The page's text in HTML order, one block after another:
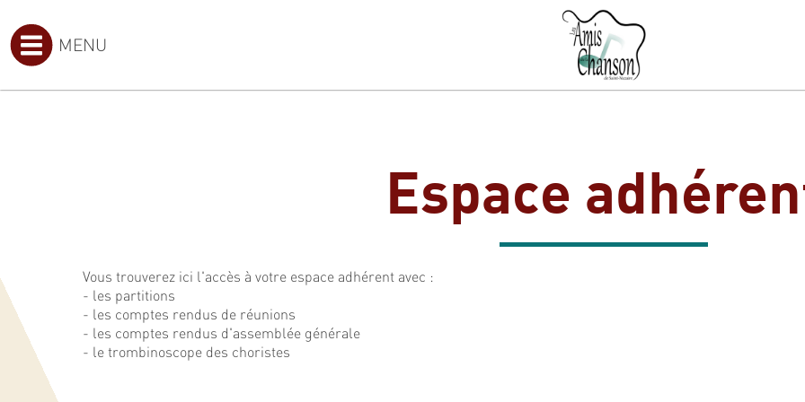
MENU
Espace
Vous trouverez ici l'accès à votre espace adhérent avec :
- les partitions
- les comptes rendus de réunions
- les comptes rendus d'assemblée générale
- le trombinoscope des choristes